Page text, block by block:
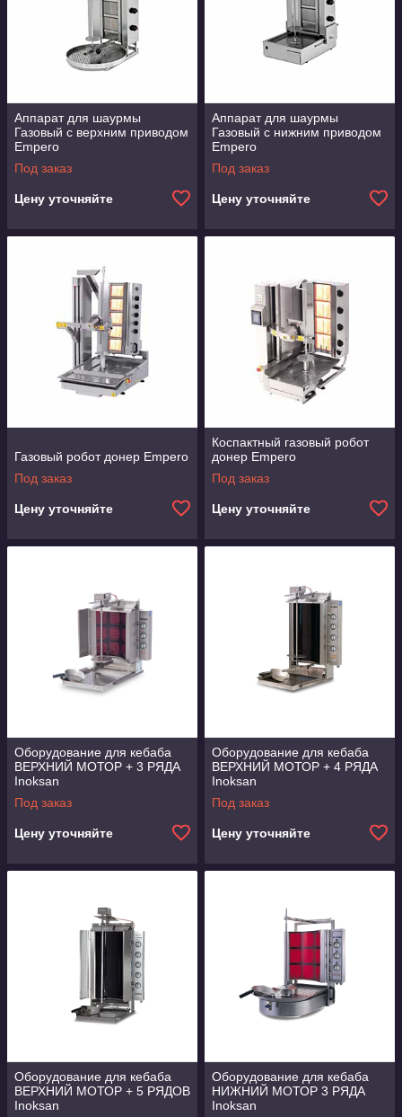
Аппарат для шаурмы
Газовый с верхним приводом
Empero
Под заказ
Цену уточняйте
Аппарат для шаурмы
Газовый с нижним приводом
Empero
Под заказ
Цену уточняйте
Газовый робот донер Empero
Под заказ
Цену уточняйте
Коспактный газовый робот
донер Empero
Под заказ
Цену уточняйте
Оборудование для кебаба
ВЕРХНИЙ МОТОР + 3 РЯДА
Inoksan
Под заказ
Цену уточняйте
Оборудование для кебаба
ВЕРХНИЙ МОТОР + 4 РЯДА
Inoksan
Под заказ
Цену уточняйте
Оборудование для кебаба
ВЕРХНИЙ МОТОР + 5 РЯДОВ
Inoksan
Оборудование для кебаба
НИЖНИЙ МОТОР 3 РЯДА
Inoksan